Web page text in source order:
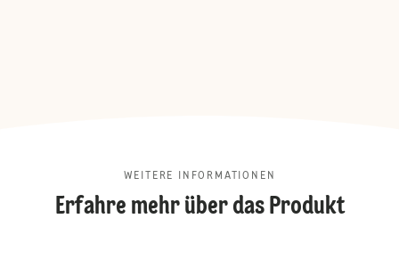
WEITERE INFORMATIONEN
Erfahre mehr über das Produkt